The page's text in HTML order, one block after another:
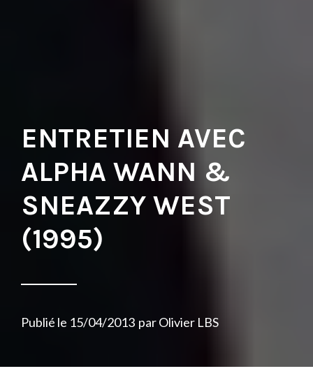
ENTRETIEN AVEC
ALPHA WANN &
SNEAZZY WEST
(1995)
Publié le 15/04/2013 parOlivier LBS